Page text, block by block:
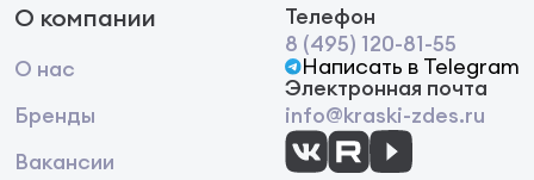
О компании
О нас
Бренды
Вакансии
Телефон
8 (495) 120-81-55
Написать в Telegram
Электронная почта
info@kraski-zdes.ru